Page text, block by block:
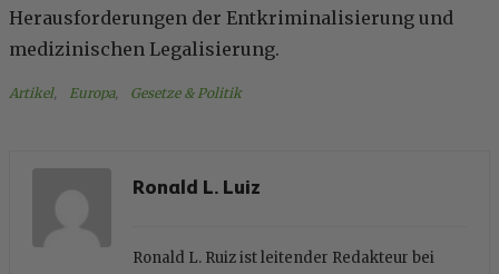
Herausforderungen der Entkriminalisierung und
medizinischen Legalisierung.
Artikel, Europa, Gesetze & Politik
Ronald L. Luiz
Ronald L. Ruiz ist leitender Redakteur bei